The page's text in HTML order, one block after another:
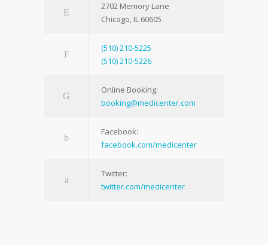
2702 Memory Lane
Chicago, IL 60605
(510) 210-5225
(510) 210-5226
Online Booking:
booking@medicenter.com
Facebook:
facebook.com/medicenter
Twitter:
twitter.com/medicenter